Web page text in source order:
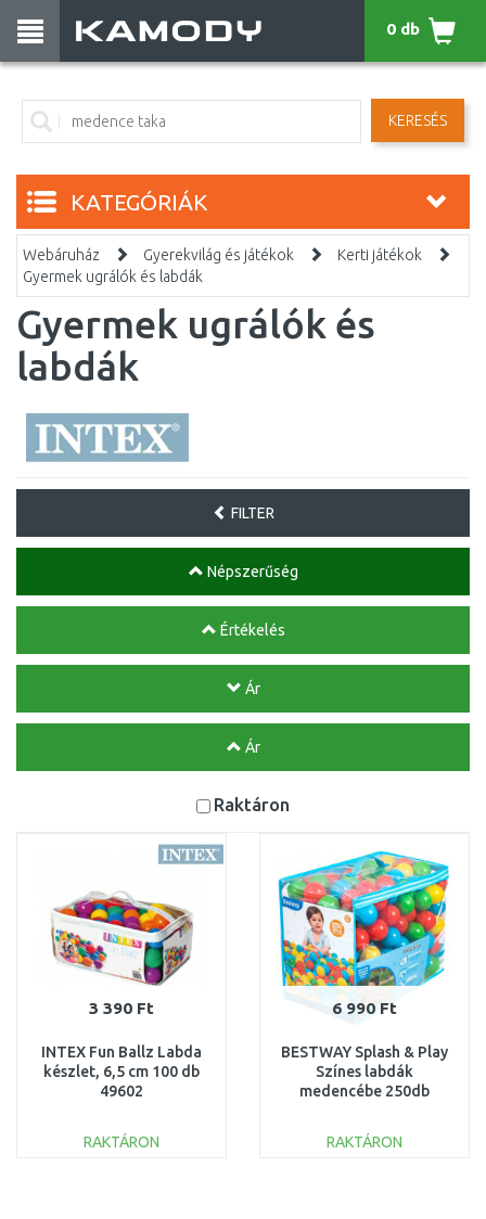
KERESÉS
0 db
KATEGÓRIÁK
Webáruház Gyerekvilág és játékok
Kerti játékok
Gyermek ugrálók és labdák
Gyermek ugrálók és
labdák
FILTER
Népszerűség
Értékelés
Ár
Ár
Raktáron
3 390 Ft
INTEX Fun Ballz Labda
készlet, 6,5 cm 100 db
49602
RAKTÁRON
6 990 Ft
BESTWAY Splash & Play
Színes labdák
medencébe 250db
RAKTÁRON